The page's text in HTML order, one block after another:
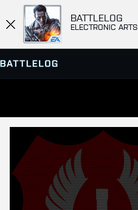
BATTLELOG
ELECTRONIC ARTS
SERVER-BROWSER
MATCHES